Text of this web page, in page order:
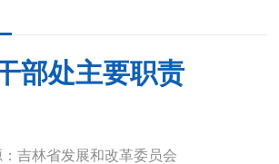
部处主要职责
吉林省发展和改革委员会